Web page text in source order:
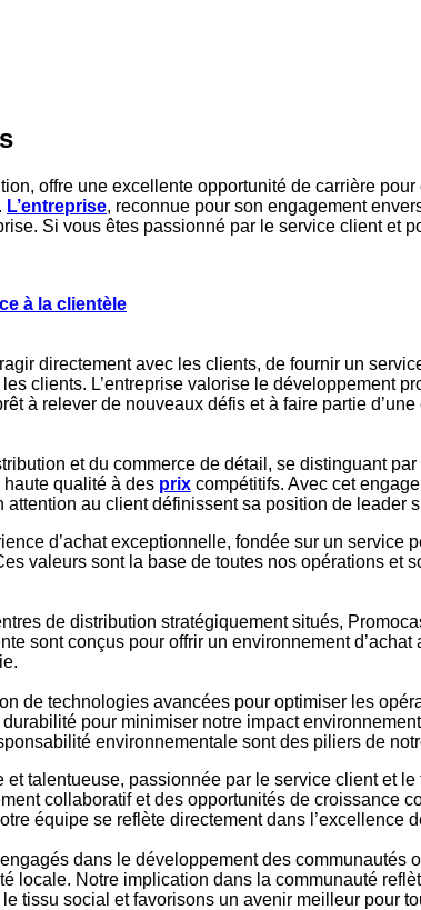
offre une excellente opportunité de carrière
L’entreprise, reconnue pour son engagement
Si vous êtes passionné par le service client et
à la clientèle
directement avec les clients, de fournir un
clients. L’entreprise valorise le développement
à relever de nouveaux défis et à faire partie
et du commerce de détail, se distinguant
haute qualité à des prix compétitifs. Avec cet
au client définissent sa position de leader
d’achat exceptionnelle, fondée sur un service
valeurs sont la base de toutes nos opérations
de distribution stratégiquement situés,
sont conçus pour offrir un environnement d’achat
de technologies avancées pour optimiser les
pour minimiser notre impact
environnementale sont des piliers de
talentueuse, passionnée par le service client et le
collaboratif et des opportunités de croissance
équipe se reflète directement dans l’excellence
dans le développement des communautés
locale. Notre implication dans la communauté
tissu social et favorisons un avenir meilleur pour